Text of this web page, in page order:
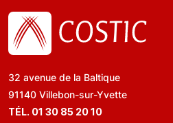
32 avenue de la Baltique
91140 Villebon-sur-Yvette
TÉL. 01 30 85 20 10